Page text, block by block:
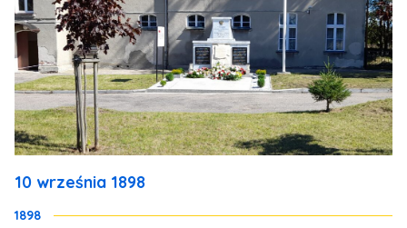
10 września 1898
1898